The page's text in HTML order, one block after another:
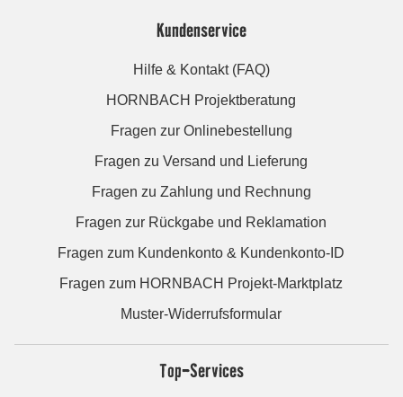
Kundenservice
Hilfe & Kontakt (FAQ)
HORNBACH Projektberatung
Fragen zur Onlinebestellung
Fragen zu Versand und Lieferung
Fragen zu Zahlung und Rechnung
Fragen zur Rückgabe und Reklamation
Fragen zum Kundenkonto & Kundenkonto-ID
Fragen zum HORNBACH Projekt-Marktplatz
Muster-Widerrufsformular
Top-Services